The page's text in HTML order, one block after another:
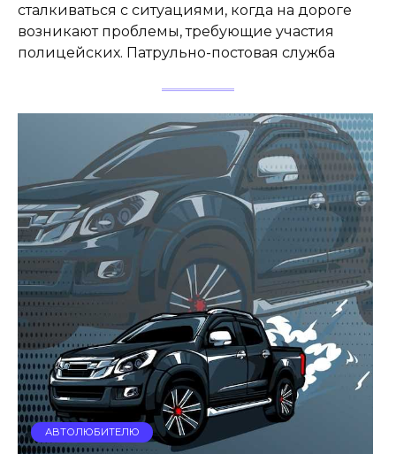
сталкиваться с ситуациями, когда на дороге
возникают проблемы, требующие участия
полицейских. Патрульно-постовая служба
АВТОЛЮБИТЕЛЮ